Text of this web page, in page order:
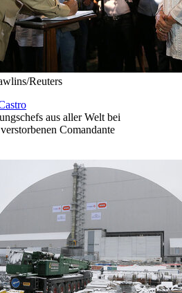
Reuters
aus aller Welt bei
Comandante